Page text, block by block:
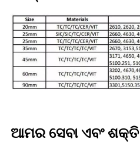
ଆମର ସେବା ଏବଂ ଶକ୍ତି